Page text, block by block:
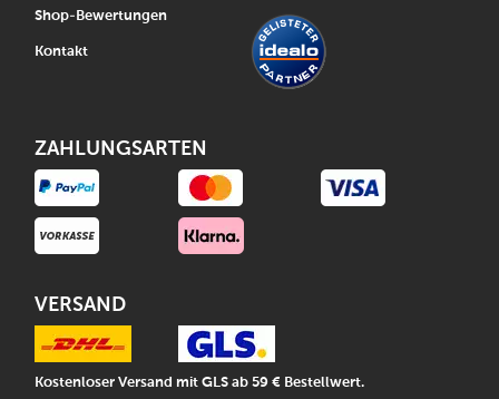
Shop-Bewertungen
Kontakt
ZAHLUNGSARTEN
VERSAND
Kostenloser Versand mit GLS ab 59 € Bestellwert.